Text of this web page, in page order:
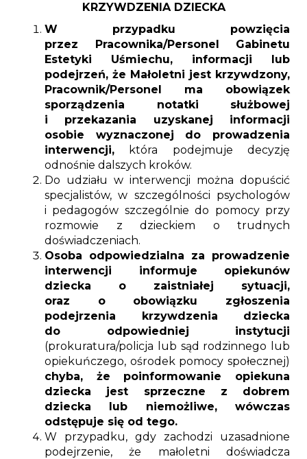
KRZYWDZENIA DZIECKA
W przypadku powzięcia
przez Pracownika/Personel Gabinetu
Estetyki Uśmiechu, informacji lub
podejrzeń, że Małoletni jest krzywdzony,
Pracownik/Personel ma obowiązek
sporządzenia notatki służbowej
i przekazania uzyskanej informacji
osobie wyznaczonej do prowadzenia
interwencji, która podejmuje decyzję
odnośnie dalszych kroków.
Do udziału w interwencji można dopuścić
specjalistów, w szczególności psychologów
i pedagogów szczególnie do pomocy przy
rozmowie z dzieckiem o trudnych
doświadczeniach.
Osoba odpowiedzialna za prowadzenie
interwencji informuje opiekunów
dziecka o zaistniałej sytuacji,
oraz o obowiązku zgłoszenia
podejrzenia krzywdzenia dziecka
do odpowiedniej instytucji
(prokuratura/policja lub sąd rodzinnego lub
opiekuńczego, ośrodek pomocy społecznej)
chyba, że poinformowanie opiekuna
dziecka jest sprzeczne z dobrem
dziecka lub niemożliwe, wówczas
odstępuje się od tego.
W przypadku, gdy zachodzi uzasadnione
podejrzenie, że małoletni doświadcza